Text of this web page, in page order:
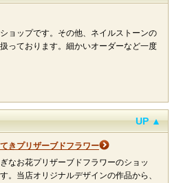
ョップです。その他、ネイルストーンの
っております。細かいオーダーなど一度
UP ▲
プリザーブドフラワー
なお花プリザーブドフラワーのショッ
。当店オリジナルデザインの作品から、